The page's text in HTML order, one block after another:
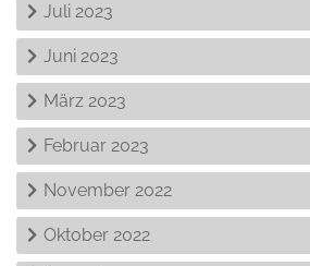
Juli 2023
Juni 2023
März 2023
Februar 2023
November 2022
Oktober 2022